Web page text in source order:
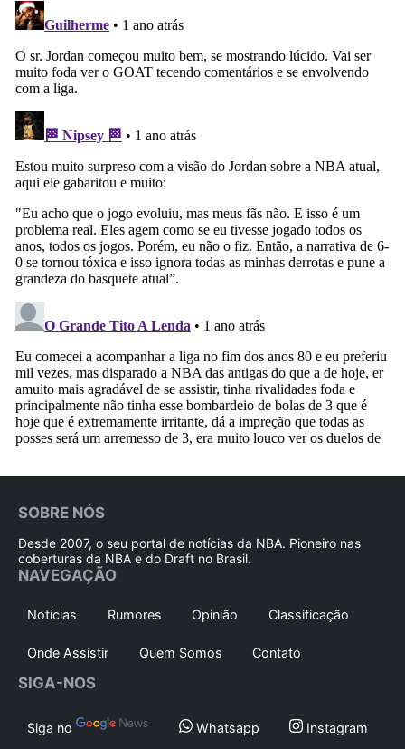
SOBRE NÓS
Desde 2007, o seu portal de notícias da NBA. Pioneiro nas
coberturas da NBA e do Draft no Brasil.
NAVEGAÇÃO
Notícias Rumores Opinião Classificação
Onde Assistir Quem Somos Contato
SIGA-NOS
Siga no Whatsapp Instagram